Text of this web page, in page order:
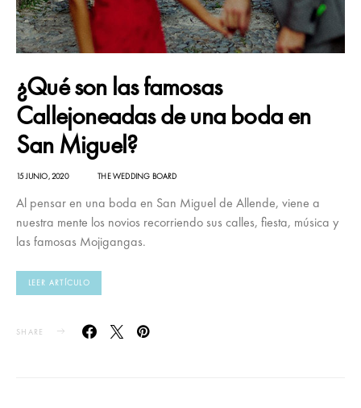
¿Qué son las famosas
Callejoneadas de una boda en
San Miguel?
15 JUNIO, 2020 THE WEDDING BOARD
Al pensar en una boda en San Miguel de Allende, viene a
nuestra mente los novios recorriendo sus calles, fiesta, música y
las famosas Mojigangas.
LEER ARTÍCULO
SHARE